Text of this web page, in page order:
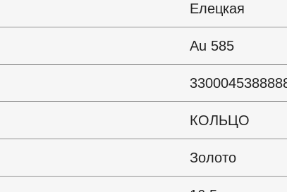
Елецкая
Au 585
КОЛЬЦО
Золото